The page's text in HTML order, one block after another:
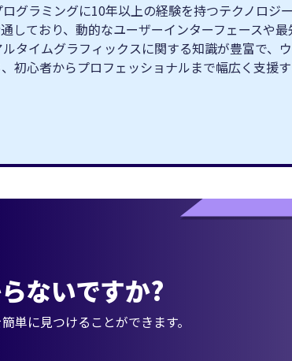
グラミングに10年以上の経験を持つテクノロジ
しており、動的なユーザーインターフェースや
タイムグラフィックスに関する知識が豊富で、
初心者からプロフェッショナルまで幅広く支援
ないですか?
単に見つけることができます。